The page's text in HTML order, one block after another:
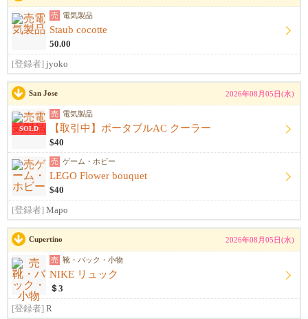
売 電気製品
Staub cocotte
50.00
[登録者] jyoko
San Jose 2026年08月05日(水)
SOLD
売 電気製品
【取引中】ポータブルAC クーラー
$40
売 ゲーム・ホビー
LEGO Flower bouquet
$40
[登録者] Mapo
Cupertino 2026年08月05日(水)
売 靴・バック・小物
NIKE リュック
＄3
[登録者] R